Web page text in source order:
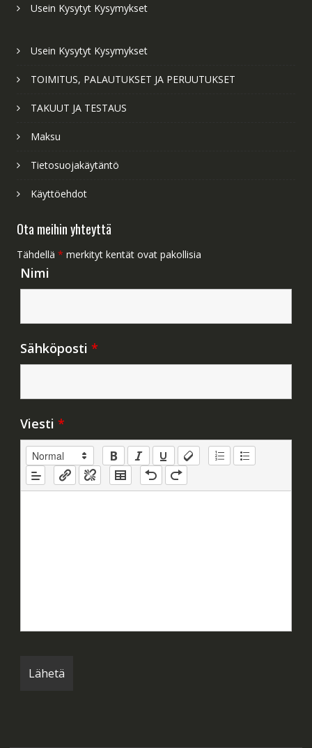
Usein Kysytyt Kysymykset
Usein Kysytyt Kysymykset
TOIMITUS, PALAUTUKSET JA PERUUTUKSET
TAKUUT JA TESTAUS
Maksu
Tietosuojakäytäntö
Käyttöehdot
Ota meihin yhteyttä
Tähdellä * merkityt kentät ovat pakollisia
Nimi
Sähköposti *
Viesti *